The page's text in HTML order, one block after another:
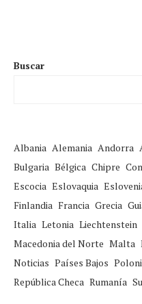
Buscar
Albania Alemania Andorra
Bulgaria Bélgica Chipre
Escocia Eslovaquia
Finlandia Francia Grecia
Italia Letonia Liechtenstein
Macedonia del Norte Malta
Noticias Países Bajos
República Checa Rumanía